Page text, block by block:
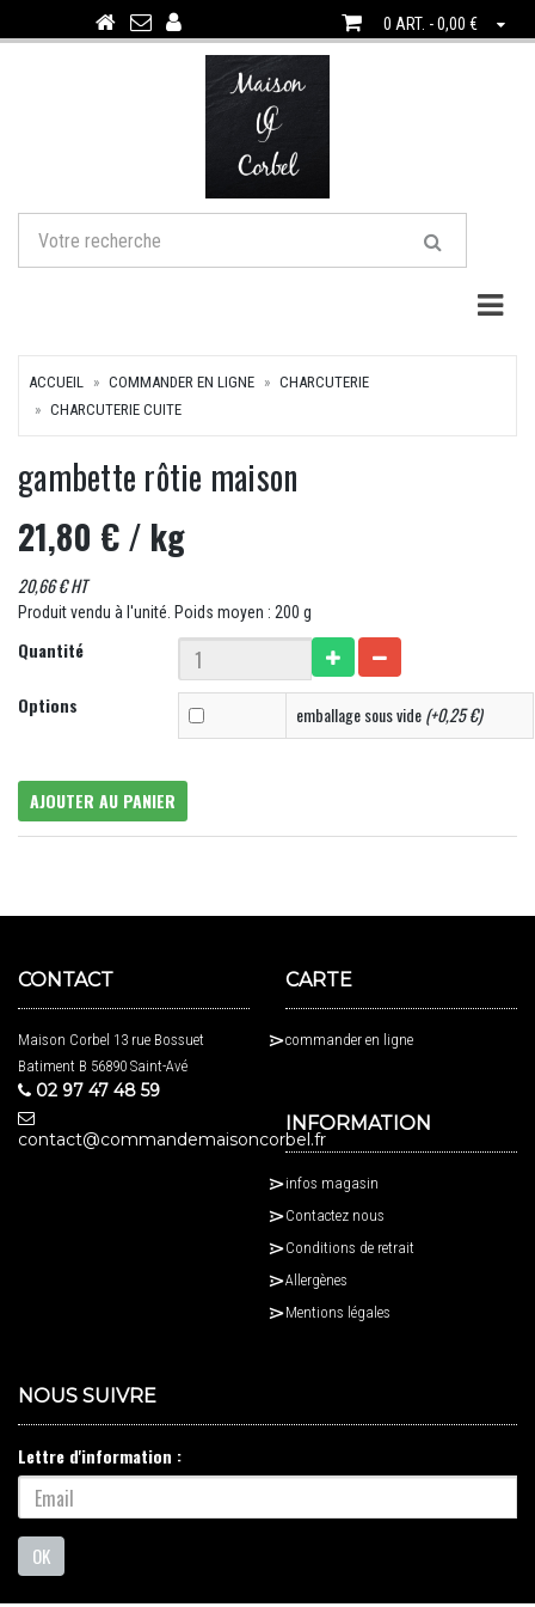
0 ART. - 0,00 €
ACCUEIL COMMANDER EN LIGNE
CHARCUTERIE
CHARCUTERIE CUITE
gambette rôtie maison
21,80 €/ kg
20,66 € HT
Produit vendu à l'unité. Poids moyen : 200 g
Quantité
Options emballage sous vide(+0,25 €)
AJOUTER AU PANIER
CONTACT
Maison Corbel 13 rue Bossuet
Batiment B 56890 Saint-Avé
02 97 47 48 59
contact@commandemaisoncorbel.fr
CARTE
commander en ligne
INFORMATION
infos magasin
Contactez nous
Conditions de retrait
Allergènes
Mentions légales
NOUS SUIVRE
Lettre d'information :
OK